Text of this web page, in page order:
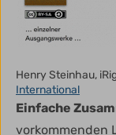
Henry Steinhau,
International
Einfache
vorkommenden